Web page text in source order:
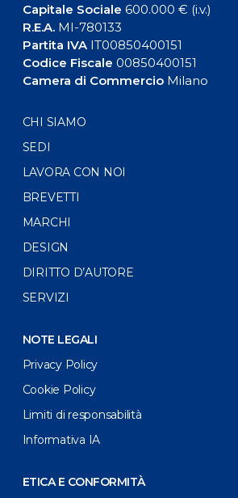
Capitale Sociale 600.000 € (i.v.)
R.E.A.MI-780133
Partita IVAIT00850400151
Codice Fiscale 00850400151
Camera di CommercioMilano
CHI SIAMO
SEDI
LAVORA CON NOI
BREVETTI
MARCHI
DESIGN
DIRITTO D’AUTORE
SERVIZI
NOTE LEGALI
Privacy Policy
Cookie Policy
Limiti di responsabilità
Informativa IA
ETICA E CONFORMITÀ